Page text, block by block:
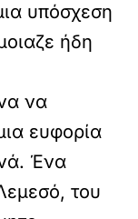
υπόσχεση
ήδη
να
ευφορία
Ένα
του